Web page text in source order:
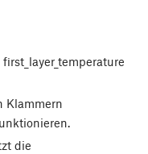
Klammern
die